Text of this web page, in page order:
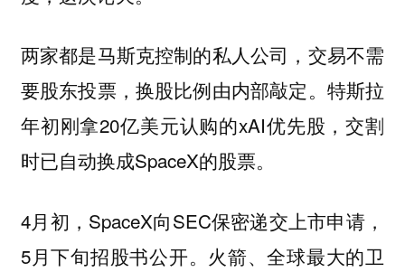
两家都是马斯克控制的私人公司，交易不需
要股东投票，换股比例由内部敲定。特斯拉
年初刚拿20亿美元认购的xAI优先股，交割
时已自动换成SpaceX的股票。
4月初，SpaceX向SEC保密递交上市申请，
5月下旬招股书公开。火箭、全球最大的卫